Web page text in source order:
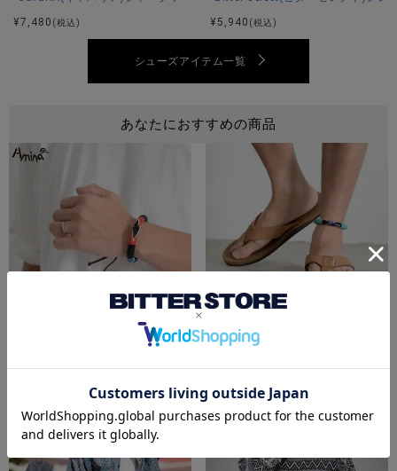
¥7,480 (税込)
¥ 5,940 (税込)
シューズアイテム一覧
あなたにおすすめの商品
Amina(アミナ)アフリルブレス/全3色 Amina(アミナ)アフリルアンクレッ